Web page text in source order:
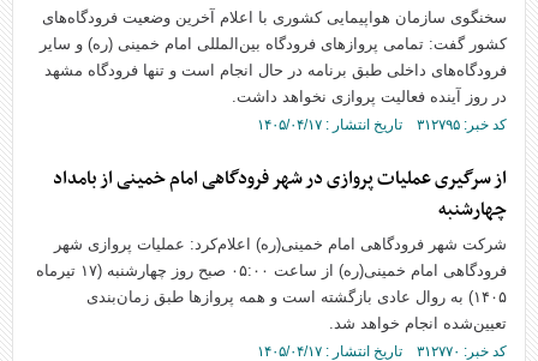
سخنگوی سازمان هواپیمایی کشوری با اعلام آخرین وضعیت فرودگاه‌های
کشور گفت: تمامی پرواز‌های فرودگاه بین‌المللی امام خمینی (ره) و سایر
فرودگاه‌های داخلی طبق برنامه در حال انجام است و تنها فرودگاه مشهد
در روز آینده فعالیت پروازی نخواهد داشت.
کد خبر: ۳۱۲۷۹۵ تاریخ انتشار : ۱۴۰۵/۰۴/۱۷
از سرگیری عملیات پروازی در شهر فرودگاهی امام خمینی از بامداد
چهارشنبه
شرکت شهر فرودگاهی امام خمینی(ره) اعلام‌کرد: عملیات پروازی شهر
فرودگاهی امام خمینی(ره) از ساعت ۰۵:۰۰ صبح روز چهارشنبه (۱۷ تیرماه
۱۴۰۵) به روال عادی بازگشته است و همه پروازها طبق زمان‌بندی
تعیین‌شده انجام خواهد شد.
کد خبر: ۳۱۲۷۷۰ تاریخ انتشار : ۱۴۰۵/۰۴/۱۷